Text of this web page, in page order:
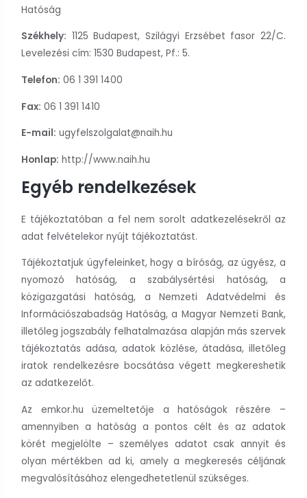
Hatóság
Székhely: 1125 Budapest, Szilágyi Erzsébet fasor 22/C.
Levelezési cím: 1530 Budapest, Pf.: 5.
Telefon: 06 1 391 1400
Fax: 06 1 391 1410
E-mail: ugyfelszolgalat@naih.hu
Honlap: http://www.naih.hu
Egyéb rendelkezések
E tájékoztatóban a fel nem sorolt adatkezelésekről az
adat felvételekor nyújt tájékoztatást.
Tájékoztatjuk ügyfeleinket, hogy a bíróság, az ügyész, a
nyomozó hatóság, a szabálysértési hatóság, a
közigazgatási hatóság, a Nemzeti Adatvédelmi és
Információszabadság Hatóság, a Magyar Nemzeti Bank,
illetőleg jogszabály felhatalmazása alapján más szervek
tájékoztatás adása, adatok közlése, átadása, illetőleg
iratok rendelkezésre bocsátása végett megkereshetik
az adatkezelőt.
Az emkor.hu üzemeltetője a hatóságok részére –
amennyiben a hatóság a pontos célt és az adatok
körét megjelölte – személyes adatot csak annyit és
olyan mértékben ad ki, amely a megkeresés céljának
megvalósításához elengedhetetlenül szükséges.